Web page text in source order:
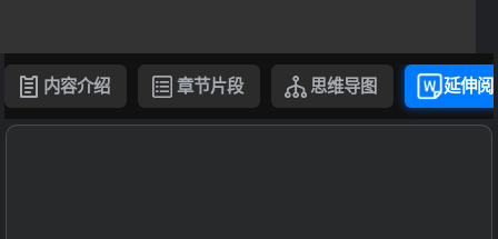
内容介绍 章节片段 思维导图 延伸